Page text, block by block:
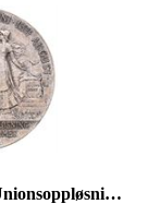
Sølv. 35 mm